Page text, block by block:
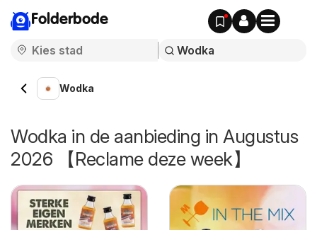
Folderbode
Wodka
Wodka in de aanbieding in Augustus
2026 【Reclame deze week】